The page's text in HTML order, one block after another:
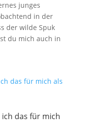
junges
in der
der wilde Spuk
du mich auch in
ich das für mich